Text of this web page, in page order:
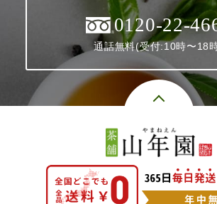
0120-22-
通話無料(受付:10時〜18